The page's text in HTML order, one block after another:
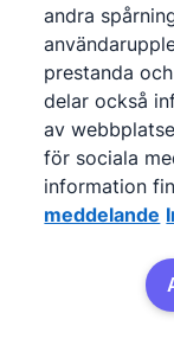
Du kan lära
här artikeln
Var den
andra
prestanda
delar också
av
för sociala
information
meddelande